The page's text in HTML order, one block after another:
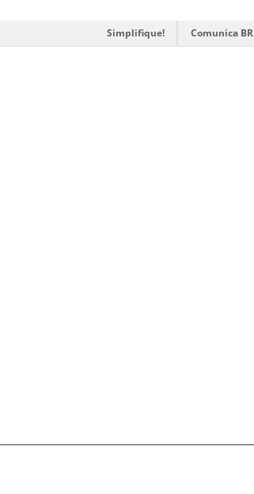
Simplifique! Comunica BR